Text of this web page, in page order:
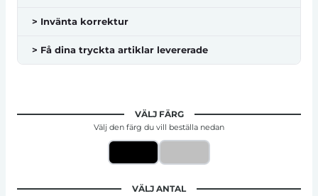
> Invänta korrektur
> Få dina tryckta artiklar levererade
VÄLJ FÄRG
Välj den färg du vill beställa nedan
VÄLJ ANTAL